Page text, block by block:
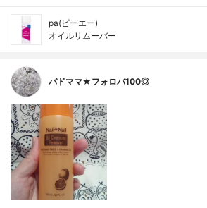
pa(ピーエー)
オイルリムーバー
バドママ★フォロバ100◎